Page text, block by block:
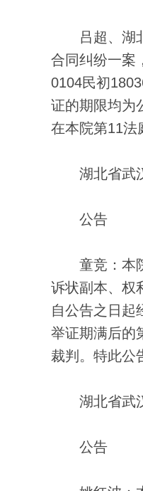
吕超、湖北
合同纠纷一案
0104民初
证的期限均为
在本院第11法
湖北省武汉
公告
童竞：本院
诉状副本、权
自公告之日起
举证期满后的
裁判。特此公
湖北省武汉
公告